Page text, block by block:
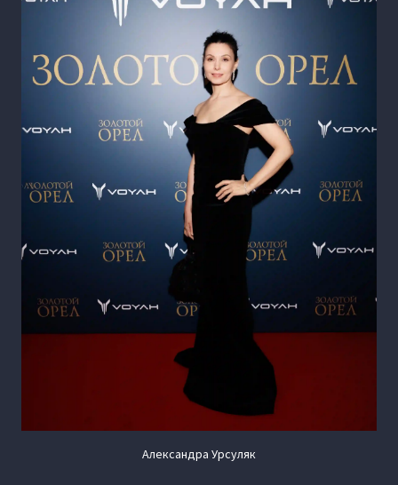
Александра Урсуляк